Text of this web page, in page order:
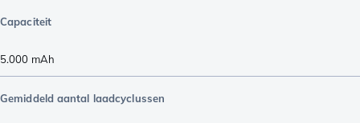
Capaciteit
5.000 mAh
Gemiddeld aantal laadcyclussen